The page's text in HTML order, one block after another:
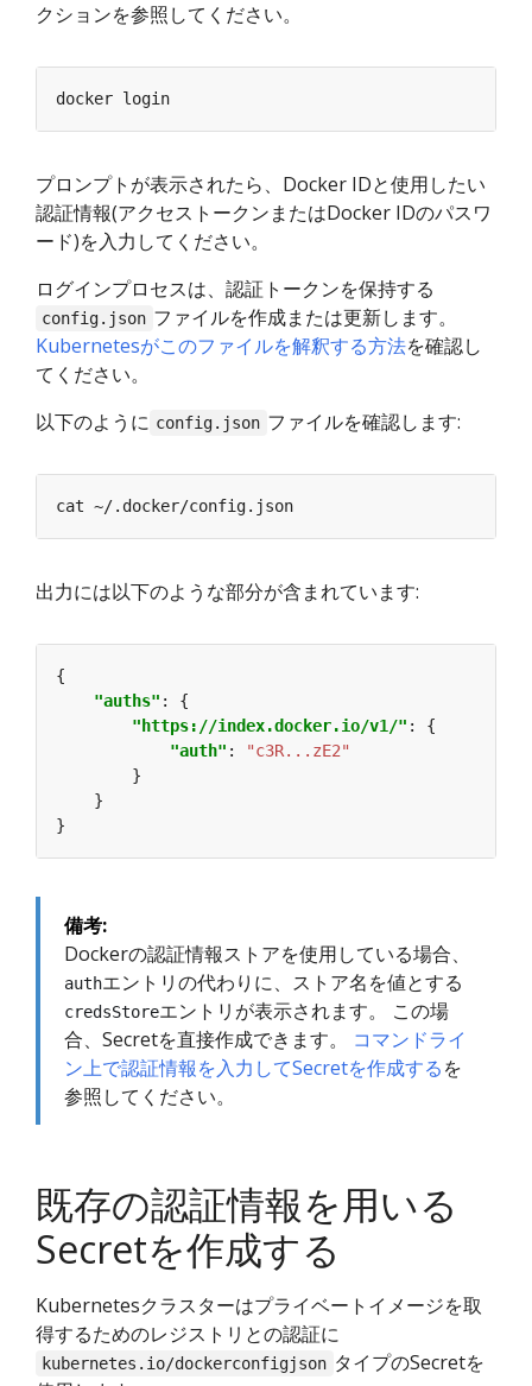
クションを参照してください。
プロンプトが表示されたら、Docker IDと使用したい
認証情報(アクセストークンまたはDocker IDのパスワ
ード)を入力してください。
ログインプロセスは、認証トークンを保持する
config.json ファイルを作成または更新します。
Kubernetesがこのファイルを解釈する方法を確認し
てください。
以下のように config.json ファイルを確認します:
出力には以下のような部分が含まれています:
"auths"
"https://index.docker.io/v1/"
"auth" :
"c3R...zE2"
備考:
Dockerの認証情報ストアを使用している場合、
authエントリの代わりに、ストア名を値とする
credsStoreエントリが表示されます。 この場
合、Secretを直接作成できます。 コマンドライ
ン上で認証情報を入力してSecretを作成するを
参照してください。
既存の認証情報を用いる
Secretを作成する
Kubernetesクラスターはプライベートイメージを取
得するためのレジストリとの認証に
kubernetes.io/dockerconfigjson タイプのSecretを